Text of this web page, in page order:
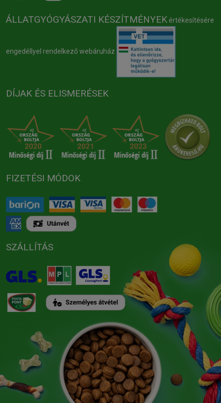
ÁLLATGYÓGYÁSZATI KÉSZÍTMÉNYEK értékesítésére
engedéllyel rendelkező webáruház
DÍJAK ÉS ELISMERÉSEK
FIZETÉSI MÓDOK
SZÁLLÍTÁS